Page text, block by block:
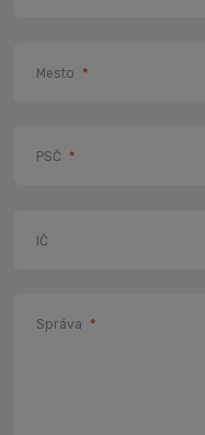
Mesto *
PSČ *
IČ
Správa *